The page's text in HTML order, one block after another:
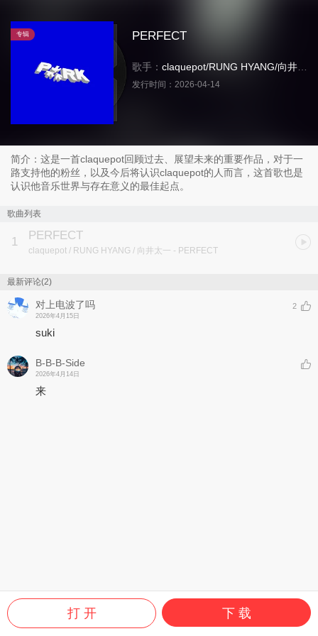
专辑 PERFECT
歌手： claquepot/RUNG HYANG/向井太一
发行时间： 2026-04-14
简介：这是一首claquepot回顾过去、展望未来的重要作品，对于一
路支持他的粉丝，以及今后将认识claquepot的人而言，这首歌也是
认识他音乐世界与存在意义的最佳起点。
歌曲列表
1 PERFECT
claquepot / RUNG HYANG / 向井太一 - PERFECT
最新评论(2)
对上电波了吗
2026年4月15日
2
suki
B-B-B-Side
2026年4月14日
来
打 开 下 载